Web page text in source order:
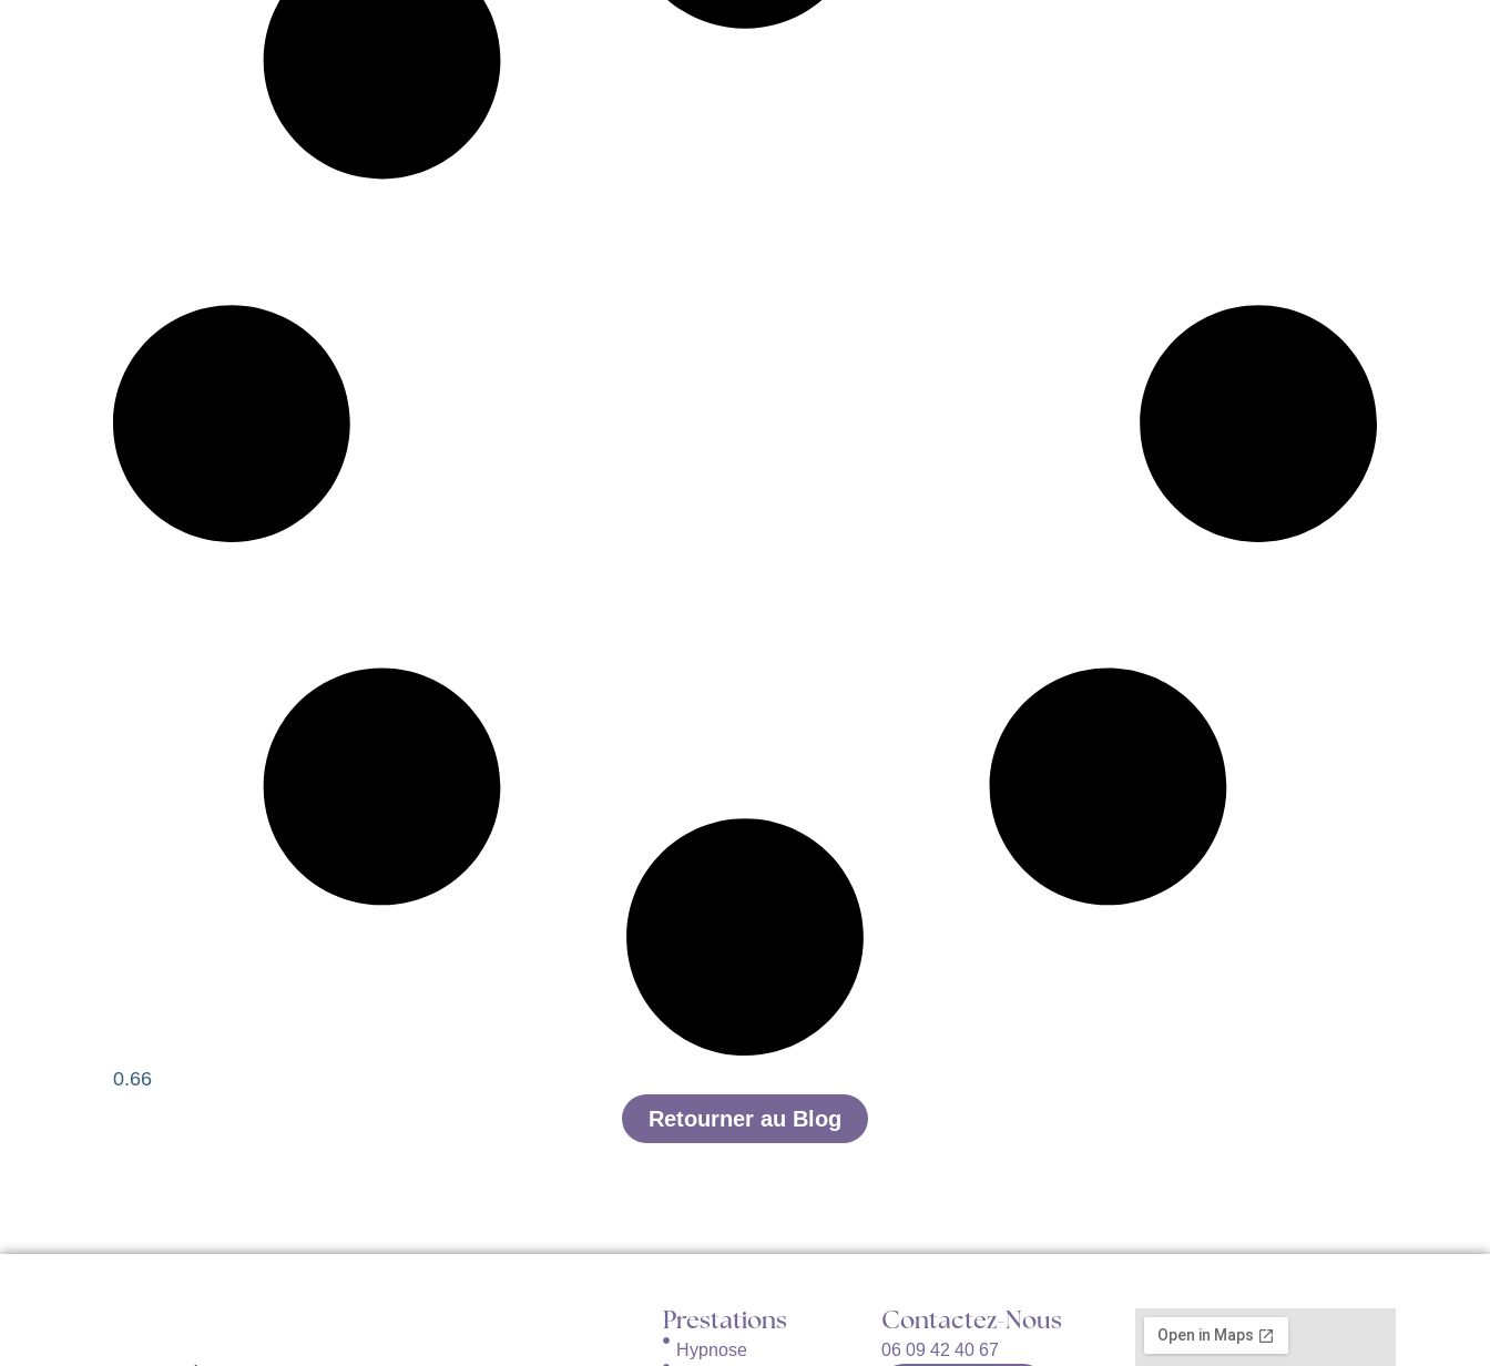
Retourner au Blog
Prestations
Hypnose
Contactez-Nous
06 09 42 40 67